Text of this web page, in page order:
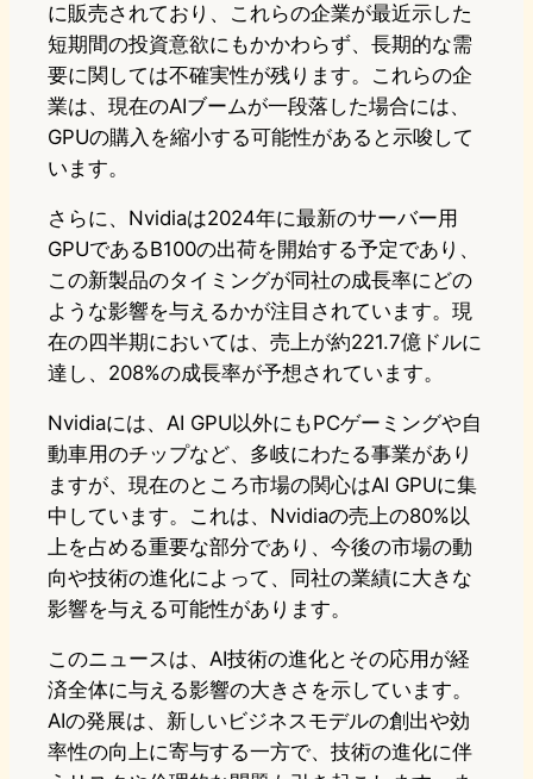
に販売されており、これらの企業が最近示した
短期間の投資意欲にもかかわらず、長期的な需
要に関しては不確実性が残ります。これらの企
業は、現在のAIブームが一段落した場合には、
GPUの購入を縮小する可能性があると示唆して
います。
さらに、Nvidiaは2024年に最新のサーバー用
GPUであるB100の出荷を開始する予定であり、
この新製品のタイミングが同社の成長率にどの
ような影響を与えるかが注目されています。現
在の四半期においては、売上が約221.7億ドルに
達し、208%の成長率が予想されています。
Nvidiaには、AI GPU以外にもPCゲーミングや自
動車用のチップなど、多岐にわたる事業があり
ますが、現在のところ市場の関心はAI GPUに集
中しています。これは、Nvidiaの売上の80%以
上を占める重要な部分であり、今後の市場の動
向や技術の進化によって、同社の業績に大きな
影響を与える可能性があります。
このニュースは、AI技術の進化とその応用が経
済全体に与える影響の大きさを示しています。
AIの発展は、新しいビジネスモデルの創出や効
率性の向上に寄与する一方で、技術の進化に伴